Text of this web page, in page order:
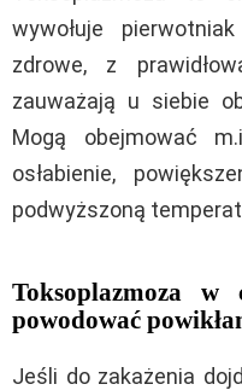
wywołuje pierwotniak
zdrowe, z
zauważają u siebie
Mogą obejmować
osłabienie,
podwyższoną
Toksoplazmoza
powodować
Jeśli do zakażenia